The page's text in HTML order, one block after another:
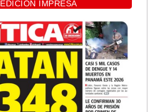
EDICIÓN IMPRESA